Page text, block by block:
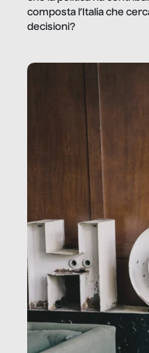
composta l’Italia che
decisioni?